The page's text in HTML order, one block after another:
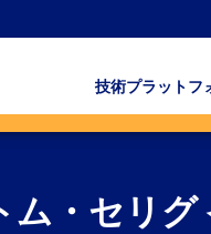
技術プラットフ
ム・セリ